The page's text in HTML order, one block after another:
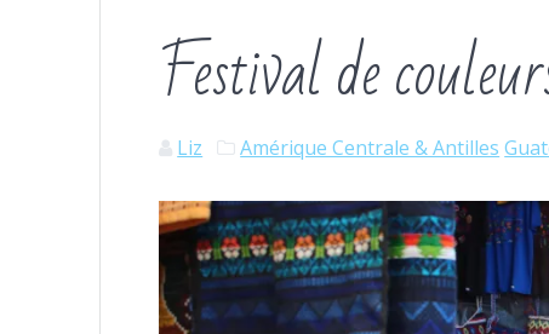
Festival de
Liz Amérique Centrale & Antilles